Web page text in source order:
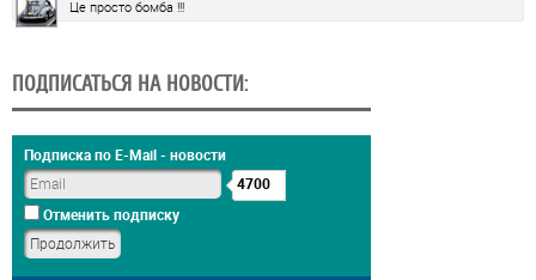
Це просто бомба !!!
ПОДПИСАТЬСЯ НА НОВОСТИ:
Подписка по E-Mail - новости
4700
Отменить подписку